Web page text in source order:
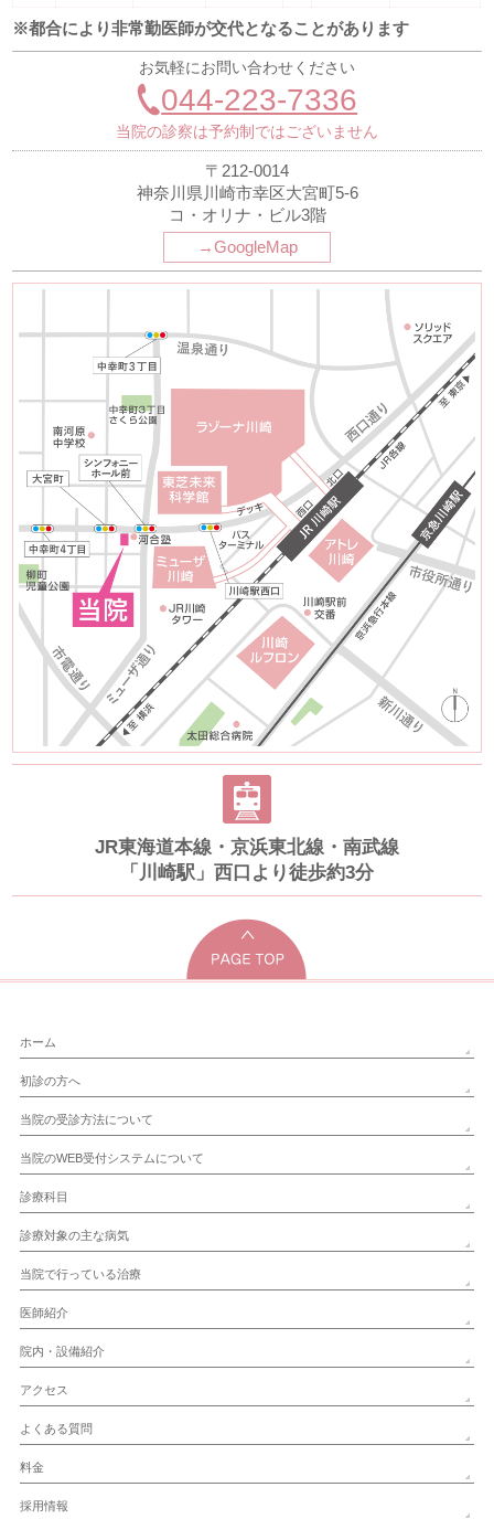
※都合により非常勤医師が交代となることがあります
お気軽にお問い合わせください
044-223-7336
当院の診察は予約制ではございません
〒212-0014
神奈川県川崎市幸区大宮町5-6
コ・オリナ・ビル3階
→GoogleMap
JR東海道本線・京浜東北線・南武線
「川崎駅」西口より徒歩約3分
ホーム
初診の方へ
当院の受診方法について
当院のWEB受付システムについて
診療科目
診療対象の主な病気
当院で行っている治療
医師紹介
院内・設備紹介
アクセス
よくある質問
料金
採用情報